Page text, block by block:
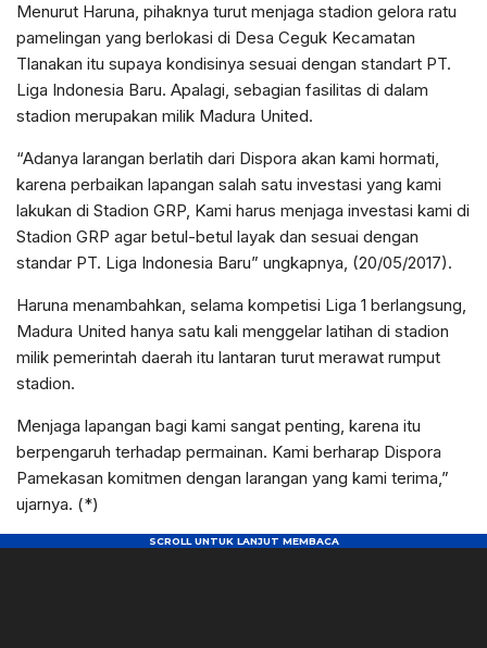
Menurut Haruna, pihaknya turut menjaga stadion gelora ratu
pamelingan yang berlokasi di Desa Ceguk Kecamatan
Tlanakan itu supaya kondisinya sesuai dengan standart PT.
Liga Indonesia Baru. Apalagi, sebagian fasilitas di dalam
stadion merupakan milik Madura United.
“Adanya larangan berlatih dari Dispora akan kami hormati,
karena perbaikan lapangan salah satu investasi yang kami
lakukan di Stadion GRP, Kami harus menjaga investasi kami di
Stadion GRP agar betul-betul layak dan sesuai dengan
standar PT. Liga Indonesia Baru” ungkapnya, (20/05/2017).
Haruna menambahkan, selama kompetisi Liga 1 berlangsung,
Madura United hanya satu kali menggelar latihan di stadion
milik pemerintah daerah itu lantaran turut merawat rumput
stadion.
Menjaga lapangan bagi kami sangat penting, karena itu
berpengaruh terhadap permainan. Kami berharap Dispora
Pamekasan komitmen dengan larangan yang kami terima,”
ujarnya. (*)